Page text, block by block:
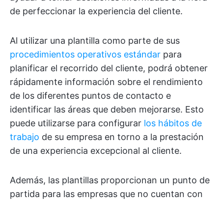
de perfeccionar la experiencia del cliente.
Al utilizar una plantilla como parte de sus
procedimientos operativos estándar para
planificar el recorrido del cliente, podrá obtener
rápidamente información sobre el rendimiento
de los diferentes puntos de contacto e
identificar las áreas que deben mejorarse. Esto
puede utilizarse para configurar los hábitos de
trabajo de su empresa en torno a la prestación
de una experiencia excepcional al cliente.
Además, las plantillas proporcionan un punto de
partida para las empresas que no cuentan con